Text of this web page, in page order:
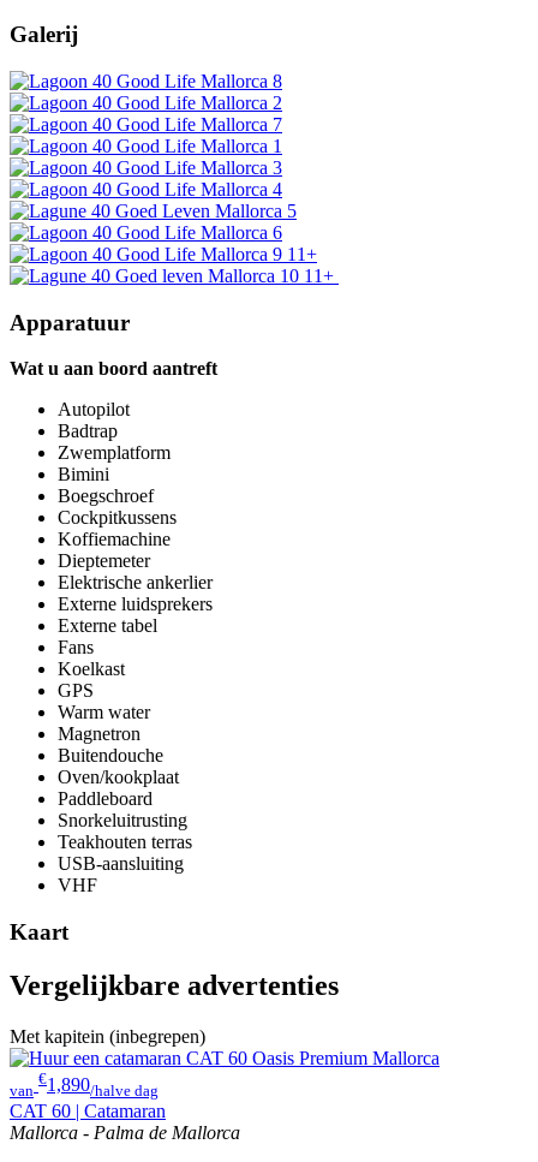
Galerij
11+
11+
Apparatuur
Wat u aan boord aantreft
Autopilot
Badtrap
Zwemplatform
Bimini
Boegschroef
Cockpitkussens
Koffiemachine
Dieptemeter
Elektrische ankerlier
Externe luidsprekers
Externe tabel
Fans
Koelkast
GPS
Warm water
Magnetron
Buitendouche
Oven/kookplaat
Paddleboard
Snorkeluitrusting
Teakhouten terras
USB-aansluiting
VHF
Kaart
Vergelijkbare advertenties
Met kapitein (inbegrepen)
van
€1,890/halve dag
CAT 60 | Catamaran
Mallorca - Palma de Mallorca